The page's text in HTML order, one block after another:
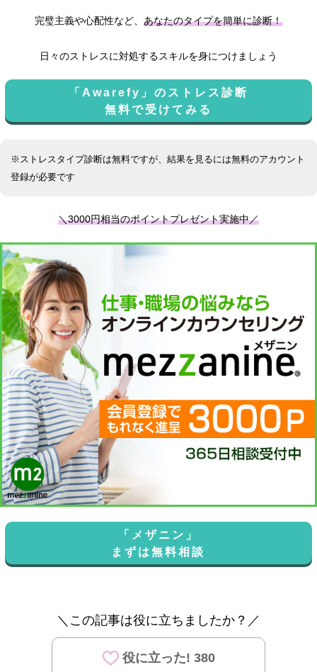
完璧主義や心配性など、 あなたのタイプを簡単に診断！
日々のストレスに対処するスキルを身につけましょう
「Awarefy」のストレス診断
無料で受けてみる
※ストレスタイプ診断は無料ですが、結果を見るには無料のアカウント
登録が必要です
＼3000円相当のポイントプレゼント実施中／
「メザニン」
まずは無料相談
＼この記事は役に立ちましたか？／
役に立った! 380